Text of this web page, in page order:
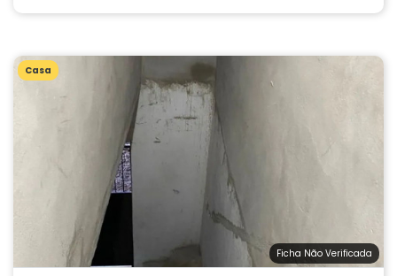
Casa
Ficha Não Verificada